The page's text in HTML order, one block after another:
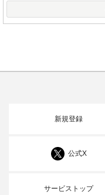
新規登録
公式X
サービストップ